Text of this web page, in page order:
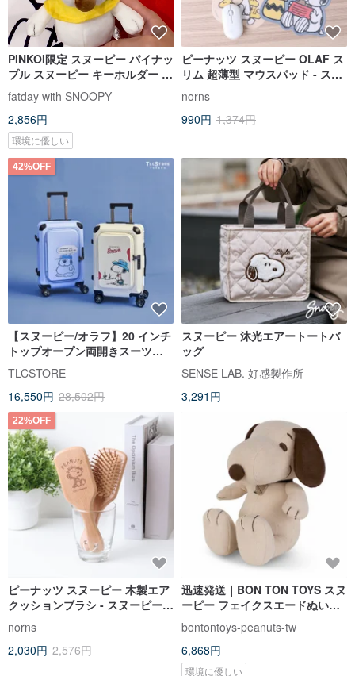
PINKOI限定 スヌーピー パイナッ
プル スヌーピー キーホルダー キ
ーリング バッグチャーム フルー
ツスヌーピー
fatday with SNOOPY
2,856円
環境に優しい
ピーナッツ スヌーピー OLAF ス
リム 超薄型 マウスパッド - スヌ
ット
norns
990円 1,374円
42%OFF
【スヌーピー/オラフ】20 インチ
トップオープン両開きスーツケ
ース～収納袋 4 点付き
TLCSTORE
16,550円 28,502円
スヌーピー 沐光エアートートバ
ッグ
SENSE LAB. 好感製作所
3,291円
22%OFF
ピーナッツ スヌーピー 木製エア
クッションブラシ - スヌーピー
norns
2,030円 2,576円
迅速発送｜BON TON TOYS スヌ
ーピー フェイクスエードぬいぐ
るみ - 限定版 ベージュ
bontontoys-peanuts-tw
6,868円
環境に優しい